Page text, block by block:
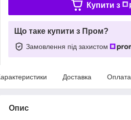
Купити з
Що таке купити з Пром?
Замовлення під захистом
Доставка Оплата
Опис